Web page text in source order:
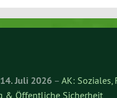
14. Juli 2026 – AK: Soziales,
& Öffentliche Sicherheit